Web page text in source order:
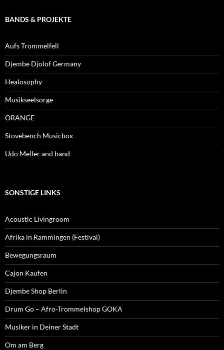
BANDS & PROJEKTE
Aufs Trommelfell
Djembe Djolof Germany
Healosophy
Musikseelsorge
ORANGE
Stovebench Musicbox
Udo Meller and band
SONSTIGE LINKS
Acoustic Livingroom
Afrika in Rammingen (Festival)
Bewegungsraum
Cajon Kaufen
Djembe Shop Berlin
Drum Go – Afro-Trommelshop GOKA
Musiker in Deiner Stadt
Om am Berg